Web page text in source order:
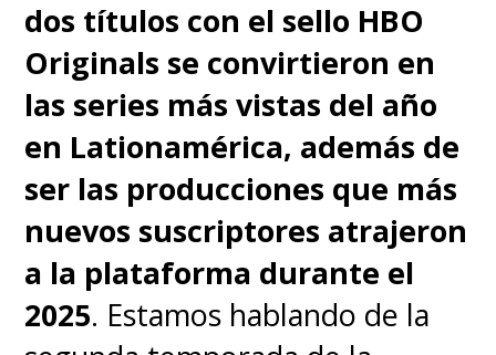
2024,ambas emitiéndose en
el canal de cable HBO y el
streaming Max.
dos títulos con el sello HBO
Originals se convirtieron en
las series más vistas del año
en Lationamérica, además de
ser las producciones que más
nuevos suscriptores atrajeron
a la plataforma durante el
2025. Estamos hablando de la